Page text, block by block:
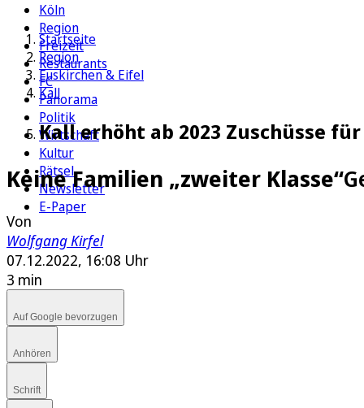
Köln
Region
Freizeit
Restaurants
FC
Panorama
Politik
Wirtschaft
Kultur
Rätsel
Newsletter
E-Paper
Startseite
Region
Euskirchen & Eifel
Kall
Kall erhöht ab 2023 Zuschüsse
Keine Familien „zweiter Klasse“
Von
Wolfgang Kirfel
07.12.2022, 16:08 Uhr
3 min
Auf Google bevorzugen
Anhören
Schrift